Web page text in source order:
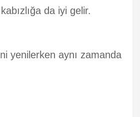
da iyi gelir.
yenilerken aynı zamanda